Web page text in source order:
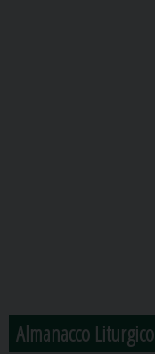
Almanacco Liturgico